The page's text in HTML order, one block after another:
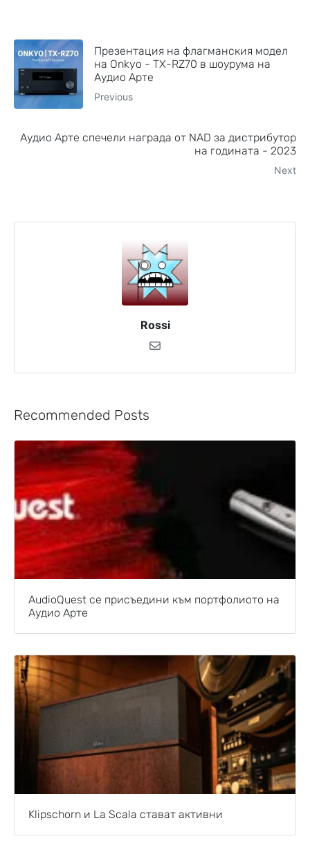
Презентация на флагманския модел
на Onkyo - TX-RZ70 в шоурума на
Аудио Арте
Previous
Аудио Арте спечели награда от NAD за дистрибутор
на годината - 2023
Next
Rossi
Recommended Posts
AudioQuest се присъедини към портфолиото на
Аудио Арте
Klipschorn и La Scala стават активни